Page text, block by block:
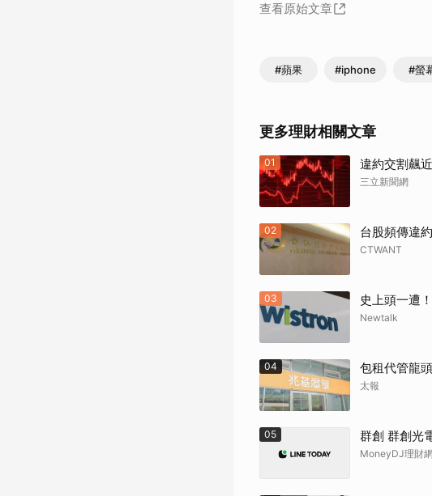
查看原始文章
#蘋果 #iphone #螢
更多理財相關文章
01 違約交割飆
三立新聞網
02 台股頻傳違
CTWANT
03 史上頭一遭
Newtalk
04 包租代管龍
太報
05 群創 群創光
MoneyDJ理財